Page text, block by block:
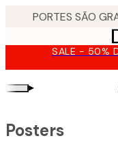
SALE - 50%
▸
Posters